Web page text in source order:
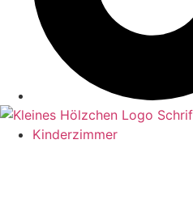
Kinderzimmer